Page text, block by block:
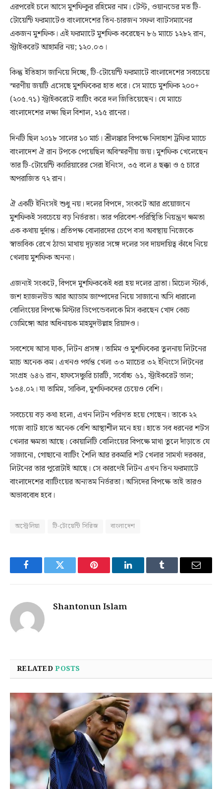
এরপরেই চলে আসে মুশফিকুর রহিমের নাম। টেস্ট, ওয়ানডের মত টি-
টোয়েন্টি ফরম্যাটেও বাংলাদেশের তিন-চারজন সফল ব্যাটসম্যানের
একজন মুশফিক। এই ফরম্যাটে মুশফিক করেছেন ৮৬ ম্যাচে ১২৮২ রান,
স্ট্রাইকরেট আহামরি নয়; ১২০.০৩।
কিন্তু ইতিহাস জানিয়ে দিচ্ছে, টি-টোয়েন্টি ফরম্যাটে বাংলাদেশের সবচেয়ে
স্মরণীয় জয়টি এসেছে মুশফিকের হাত ধরে। সে ম্যাচে মুশফিক ২০০+
(২০৫.৭১) স্ট্রাইকরেটে ব্যাটিং করে দল জিতিয়েছেন। যে ম্যাচে
বাংলাদেশের লক্ষ্য ছিল বিশাল, ২১৫ রানের।
দিনটি ছিল ২০১৮ সালের ১০ মার্চ। শ্রীলঙ্কার বিপক্ষে নিদাহাশ ট্রফির ম্যাচে
বাংলাদেশ ঐ রান টপকে পেয়েছিল অবিস্মরণীয় জয়। মুশফিক খেলেছেন
তার টি-টোয়েন্টি ক্যারিয়ারের সেরা ইনিংস, ৩৫ বলে ৪ ছক্কা ও ৫ চারে
অপরাজিত ৭২ রান।
ঐ একটি ইনিংসই শুধু নয়। দলের বিপদে, সংকটে আর প্রয়োজনে
মুশফিকই সবচেয়ে বড় নির্ভরতা। তার পরিবেশ-পরিস্থিতি নিয়ন্ত্রণ ক্ষমতা
এক কথায় দুর্দান্ত। প্রতিপক্ষ বোলারদের চেপে বসা অবস্থায় নিজেকে
স্বাভাবিক রেখে ঠান্ডা মাথায় দৃঢ়তার সঙ্গে দলের সব দায়দায়িত্ব কাঁধে নিয়ে
খেলায় মুশফিক অনন্য।
এজন্যই সংকটে, বিপদে মুশফিককেই ধরা হয় দলের ত্রাতা। মিচেল স্টার্ক,
জশ হ্যাজলউড আর অ্যাডাম জাম্পাদের নিয়ে সাজানো অসি ধারালো
বোলিংয়ের বিপক্ষে মিস্টার ডিপেন্ডেবলকে মিস করছেন খোদ কোচ
ডোমিঙ্গো আর অধিনায়ক মাহমুদউল্লাহ রিয়াদও।
সবশেষে আসা যাক, লিটন প্রসঙ্গ। তামিম ও মুশফিকের তুলনায় লিটনের
ম্যাচ অনেক কম। এখনও পর্যন্ত খেলা ৩৩ ম্যাচের ৩২ ইনিংসে লিটনের
সংগ্রহ ৬৪৬ রান, হাফসেঞ্চুরি চারটি, সর্বোচ্চ ৬১, স্ট্রাইকরেট ভাল;
১৩৪.০২। যা তামিম, সাকিব, মুশফিকদের চেয়েও বেশি।
সবচেয়ে বড় কথা হলো, এখন লিটন পরিণত হয়ে গেছেন। তাকে ২২
গজে ব্যাট হাতে অনেক বেশি আস্থাশীল মনে হয়। হাতে সব ধরনের শটস
খেলার ক্ষমতা আছে। কোয়ালিটি বোলিংয়ের বিপক্ষে মাথা তুলে দাঁড়াতে যে
সাজানো, গোছানো ব্যাটিং শৈলি আর রকমারি শট খেলার সামর্থ্য দরকার,
লিটনের তার পুরোটাই আছে। সে কারণেই লিটন এখন তিন ফরম্যাটে
বাংলাদেশের ব্যাটিংয়ের অন্যতম নির্ভরতা। অসিদের বিপক্ষে তাই তারও
অভাববোধ হবে।
অস্ট্রেলিয়া টি-টোয়েন্টি সিরিজ বাংলাদেশ
FacebookTwitter Pinterest LinkedInTumblr Email
Shantonun Islam
RELATEDPOSTS